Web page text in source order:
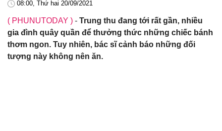
08:00, Thứ hai 20/09/2021
( PHUNUTODAY ) - Trung thu đang tới rất gần, nhiều
gia đình quây quần để thưởng thức những chiếc bánh
thơm ngon. Tuy nhiên, bác sĩ cảnh báo những đối
tượng này không nên ăn.